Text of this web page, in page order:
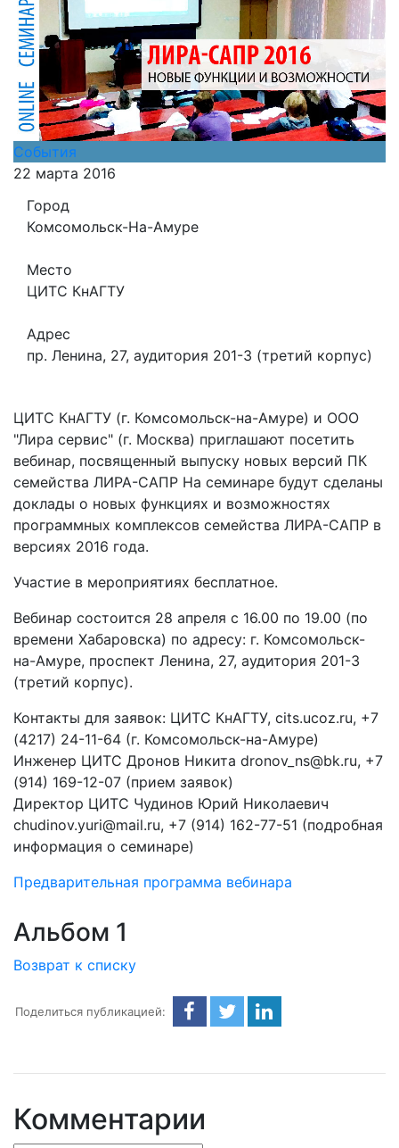
События
22 марта 2016
Город
Комсомольск-На-Амуре
Место
ЦИТС КнАГТУ
Адрес
пр. Ленина, 27, аудитория 201-3 (третий корпус)
ЦИТС КнАГТУ (г. Комсомольск-на-Амуре) и ООО
"Лира сервис" (г. Москва) приглашают посетить
вебинар, посвященный выпуску новых версий ПК
семейства ЛИРА-САПР На семинаре будут сделаны
доклады о новых функциях и возможностях
программных комплексов семейства ЛИРА-САПР в
версиях 2016 года.
Участие в мероприятиях бесплатное.
Вебинар состоится 28 апреля с 16.00 по 19.00 (по
времени Хабаровска) по адресу: г. Комсомольск-
на-Амуре, проспект Ленина, 27, аудитория 201-3
(третий корпус).
Контакты для заявок: ЦИТС КнАГТУ, cits.ucoz.ru, +7
(4217) 24-11-64 (г. Комсомольск-на-Амуре)
Инженер ЦИТС Дронов Никита dronov_ns@bk.ru, +7
(914) 169-12-07 (прием заявок)
Директор ЦИТС Чудинов Юрий Николаевич
chudinov.yuri@mail.ru, +7 (914) 162-77-51 (подробная
информация о семинаре)
Предварительная программа вебинара
Альбом 1
Возврат к списку
Поделиться публикацией:
Комментарии